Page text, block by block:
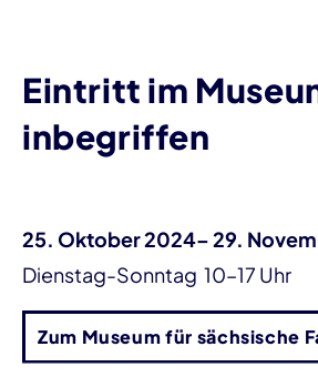
Eintritt im
inbegriffen
25. Oktober 2024– 29.
Dienstag-Sonntag 10–17 Uhr
Zum Museum für sächsische